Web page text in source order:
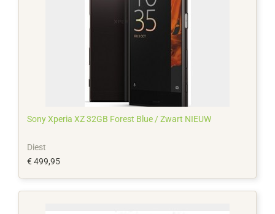
Sony Xperia XZ 32GB Forest Blue / Zwart NIEUW
Diest
€ 499,95